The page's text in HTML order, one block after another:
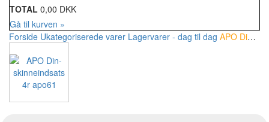
TOTAL 0,00 DKK
Gå til kurven »
Forside Ukategoriserede varer Lagervarer - dag til dag APO Din-skinneindsats 4r apo61